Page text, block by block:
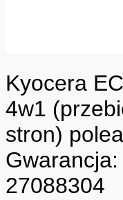
Kyocera
4w1
stron)
27088304